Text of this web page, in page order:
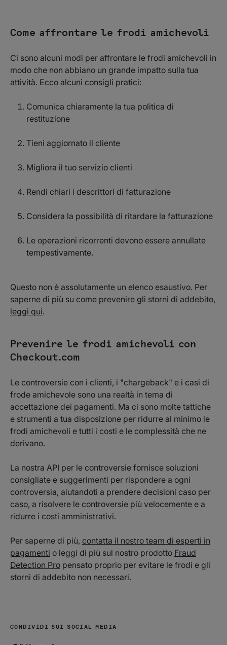
Come affrontare le frodi amichevoli
Ci sono alcuni modi per affrontare le frodi amichevoli in
modo che non abbiano un grande impatto sulla tua
attività. Ecco alcuni consigli pratici:
Comunica chiaramente la tua politica di
restituzione
Tieni aggiornato il cliente
Migliora il tuo servizio clienti
Rendi chiari i descrittori di fatturazione
Considera la possibilità di ritardare la fatturazione
Le operazioni ricorrenti devono essere annullate
tempestivamente.
Questo non è assolutamente un elenco esaustivo. Per
saperne di più su come prevenire gli storni di addebito,
leggi qui.
Prevenire le frodi amichevoli con
Checkout.com
Le controversie con i clienti, i "chargeback" e i casi di
frode amichevole sono una realtà in tema di
accettazione dei pagamenti. Ma ci sono molte tattiche
e strumenti a tua disposizione per ridurre al minimo le
frodi amichevoli e tutti i costi e le complessità che ne
derivano.
La nostra API per le controversie fornisce soluzioni
consigliate e suggerimenti per rispondere a ogni
controversia, aiutandoti a prendere decisioni caso per
caso, a risolvere le controversie più velocemente e a
ridurre i costi amministrativi.
Per saperne di più, contatta il nostro team di esperti in
pagamenti o leggi di più sul nostro prodotto Fraud
Detection Pro pensato proprio per evitare le frodi e gli
storni di addebito non necessari.
CONDIVIDI SUI SOCIAL MEDIA